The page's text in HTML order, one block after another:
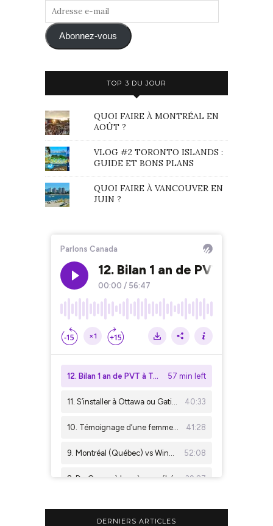
Adresse
mail Abonnez-vous
TOP 3 DU JOUR
QUOI FAIRE À MONTRÉAL EN
AOÛT ?
VLOG #2 TORONTO ISLANDS :
GUIDE ET BONS PLANS
QUOI FAIRE À VANCOUVER EN
JUIN ?
DERNIERS ARTICLES